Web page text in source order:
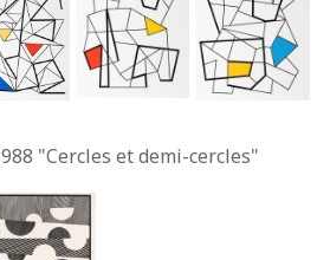
"Cercles et demi-cercles"